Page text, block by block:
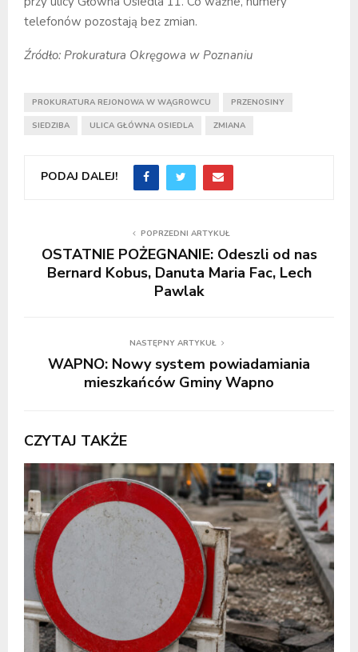
telefonów pozostają bez zmian.
Źródło: Prokuratura Okręgowa w Poznaniu
PROKURATURA REJONOWA W WĄGROWCU PRZENOSINY
SIEDZIBA ULICA GŁÓWNA OSIEDLA ZMIANA
PODAJ DALEJ!
POPRZEDNI ARTYKUŁ
OSTATNIE POŻEGNANIE: Odeszli od nas
Bernard Kobus, Danuta Maria Fac, Lech
Pawlak
NASTĘPNY ARTYKUŁ
WAPNO: Nowy system powiadamiania
mieszkańców Gminy Wapno
CZYTAJ TAKŻE